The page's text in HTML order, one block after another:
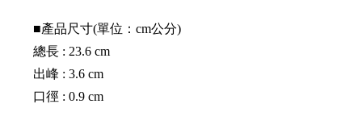
■產品尺寸(單位：cm公分)
總長 : 23.6 cm
出峰 : 3.6 cm
口徑 : 0.9 cm